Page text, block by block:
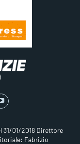
31/01/2018 Direttore
Fabrizio